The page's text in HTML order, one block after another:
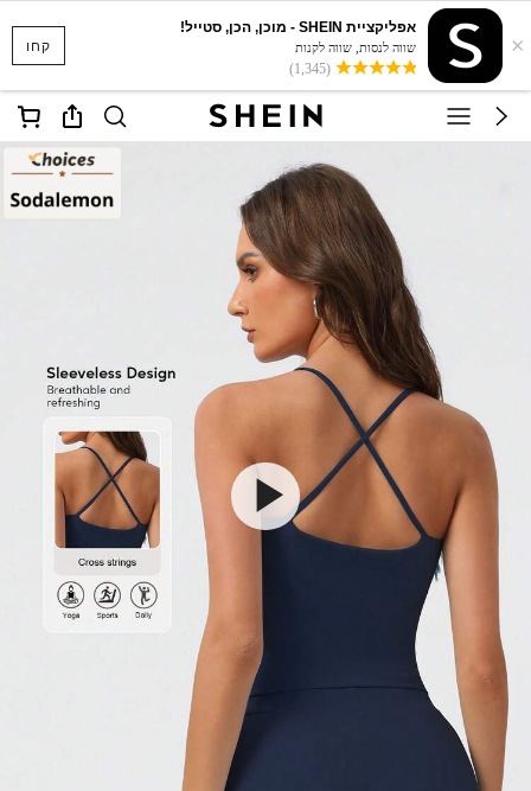
קחו ×
אפליקציית SHEIN - מוכן, הכן, סטייל!
שווה לנסות, שווה לקנות
(1,345)